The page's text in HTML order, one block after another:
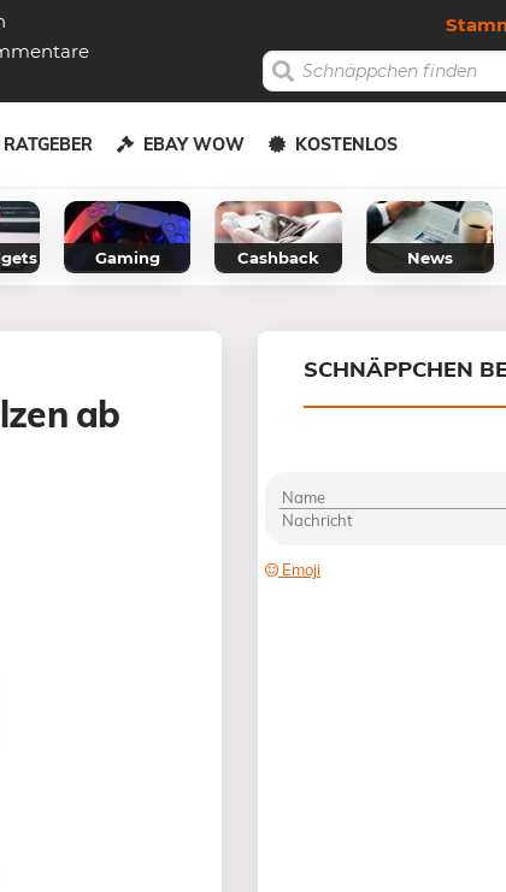
RATGEBER EBAY WOW KOSTENLOS
Gaming Cashback News
ab
SCHNÄPPCHEN